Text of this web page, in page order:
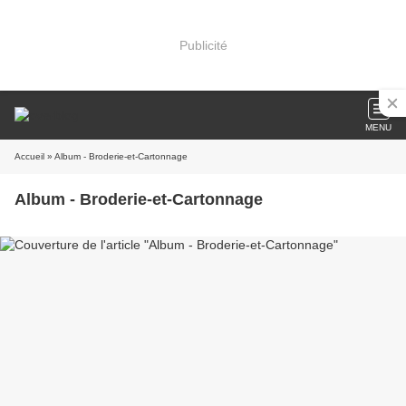
Publicité
MENU
Accueil » Album - Broderie-et-Cartonnage
Album - Broderie-et-Cartonnage